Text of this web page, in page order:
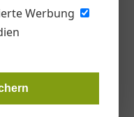
Werbung